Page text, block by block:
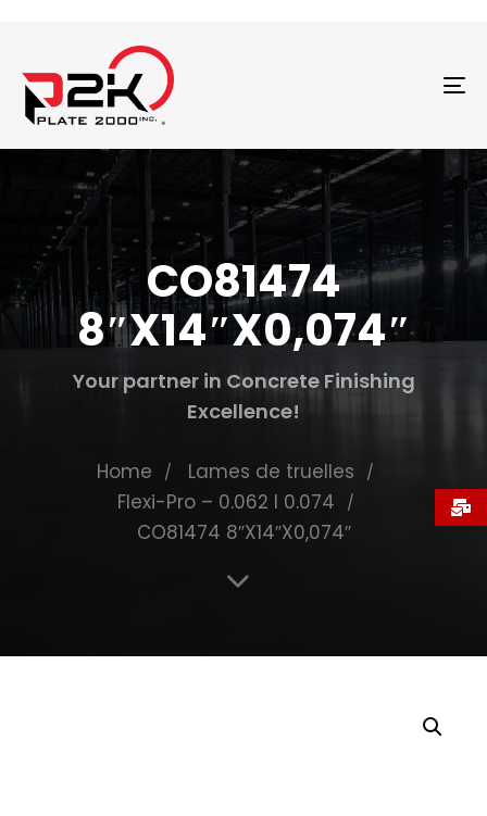
CO81474
8″X14″X0,074″
Your partner in Concrete Finishing
Excellence!
Home
Lames de truelles
Flexi-Pro – 0.062 I 0.074
CO81474 8″X14″X0,074″